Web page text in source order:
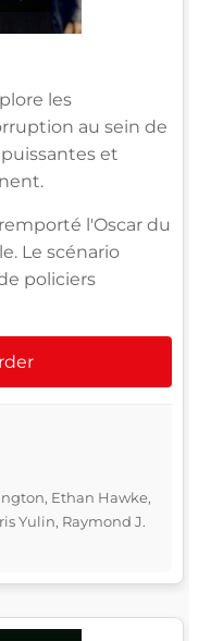
les
au sein de
et
l'Oscar du
Le scénario
policiers
Ethan Hawke,
Yulin, Raymond J.